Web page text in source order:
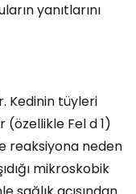
yanıtlarını
Kedinin tüyleri
(özellikle Fel d 1)
reaksiyona neden
mikroskobik